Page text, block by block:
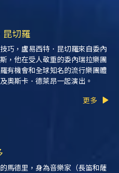
昆切羅
巧，盧易西特．昆切羅來自委內
，他在受人敬重的委內瑞拉樂團
有機會和全球知名的流行樂團體
奧斯卡．德萊昂一起演出。
更多
馬德里，身為音樂家（長笛和薩